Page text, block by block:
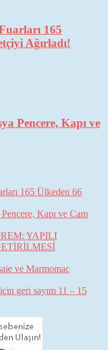
165
Ağırladı!
Pencere, Kapı ve
165 Ülkeden 66
Kapı ve Cam
YAPILI
ve Marmomac
geri sayım 11 – 15